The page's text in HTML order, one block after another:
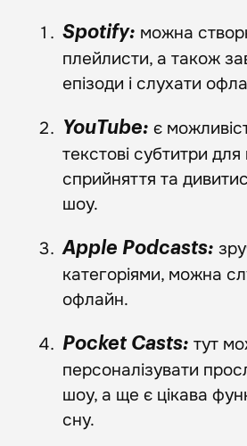
Spotify: можна
плейлисти, а також
епізоди і слухати
YouTube:є
текстові субтитри
сприйняття та
шоу.
Apple Podcasts:
категоріями, можна
офлайн.
Pocket Casts: тут
персоналізувати
шоу, а ще є цікава
сну.